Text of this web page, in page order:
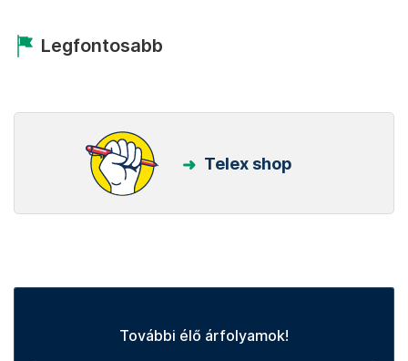
Legfontosabb
Telex shop
További élő árfolyamok!